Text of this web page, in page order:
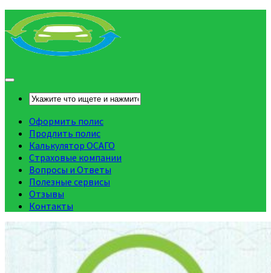
Оформить полис
Продлить полис
Калькулятор ОСАГО
Страховые компании
Вопросы и Ответы
Полезные сервисы
Отзывы
Контакты